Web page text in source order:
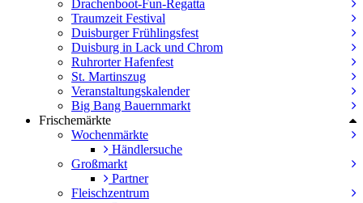
Drachenboot-Fun-Regatta
Traumzeit Festival
Duisburger Frühlingsfest
Duisburg in Lack und Chrom
Ruhrorter Hafenfest
St. Martinszug
Veranstaltungskalender
Big Bang Bauernmarkt
Frischemärkte
Wochenmärkte
Händlersuche
Großmarkt
Partner
Fleischzentrum